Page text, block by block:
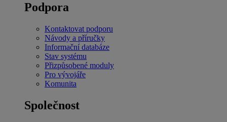
Podpora
Kontaktovat podporu
Návody a příručky
Informační databáze
Stav systému
Přizpůsobené moduly
Pro vývojáře
Komunita
Společnost